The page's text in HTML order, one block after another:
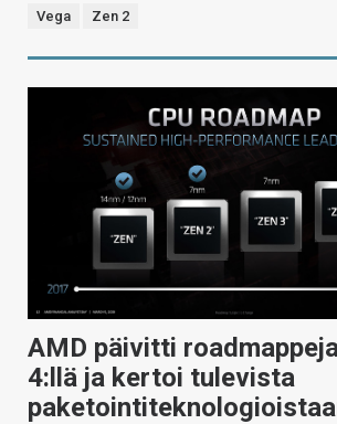
Vega
Zen 2
AMD päivitti
4:llä ja kertoi tulevista